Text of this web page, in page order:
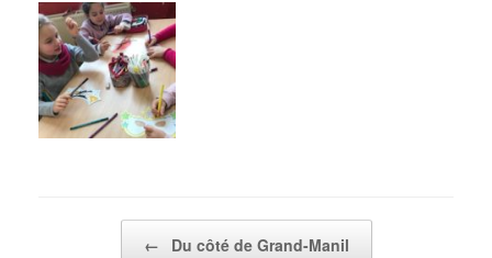
← Du côté de Grand-Manil